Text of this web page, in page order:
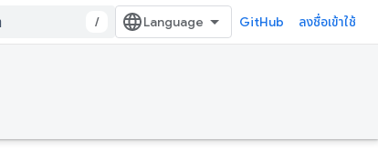
/ GitHub ลงชื่อเข้าใช้